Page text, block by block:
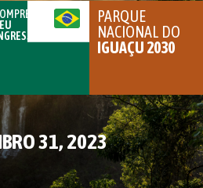
PARQUE
NACIONAL DO
IGUAÇU 2030
31, 2023